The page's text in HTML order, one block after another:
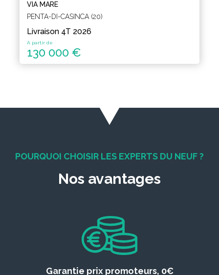
VIA MARE
PENTA-DI-CASINCA (20)
Livraison 4T 2026
A partir de
130 000 €
POURQUOI CHOISIR LES EXPERTS DU NEUF ?
Nos avantages
Garantie prix promoteurs, 0€